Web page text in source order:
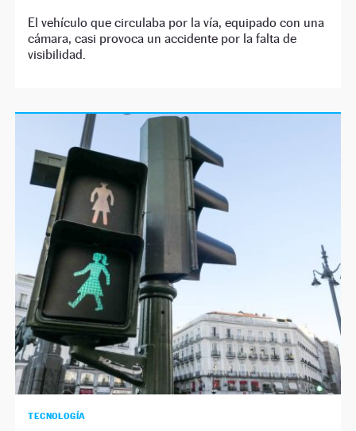
El vehículo que circulaba por la vía, equipado con una
cámara, casi provoca un accidente por la falta de
visibilidad.
TECNOLOGÍA